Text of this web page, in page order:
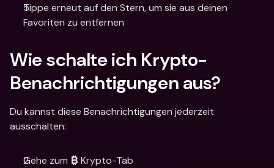
Tippe erneut auf den Stern, um sie aus deinen
Favoriten zu entfernen
Wie schalte ich Krypto-
Benachrichtigungen aus?
Du kannst diese Benachrichtigungen jederzeit
ausschalten:
Gehe zum ₿ Krypto-Tab